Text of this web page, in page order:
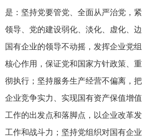
是：坚持党要管党、全面从严治党，
领导、党的建设弱化、淡化、虚化、
国有企业的领导不动摇，发挥企业党
核心作用，保证党和国家方针政策、
彻执行；坚持服务生产经营不偏离，
企业竞争实力、实现国有资产保值增
工作的出发点和落脚点，以企业改革
工作和战斗力；坚持党组织对国有企